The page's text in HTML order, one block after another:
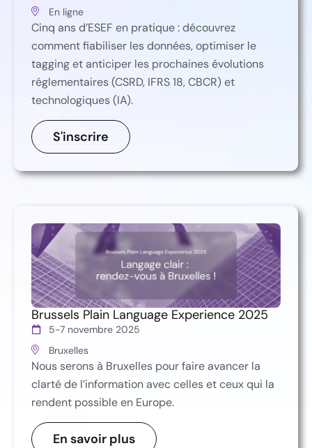
En ligne
Cinq ans d’ESEF en pratique : découvrez
comment fiabiliser les données, optimiser le
tagging et anticiper les prochaines évolutions
réglementaires (CSRD, IFRS 18, CBCR) et
technologiques (IA).
S'inscrire
Brussels Plain Language Experience 2025
5-7 novembre 2025
Bruxelles
Nous serons à Bruxelles pour faire avancer la
clarté de l’information avec celles et ceux qui la
rendent possible en Europe.
En savoir plus